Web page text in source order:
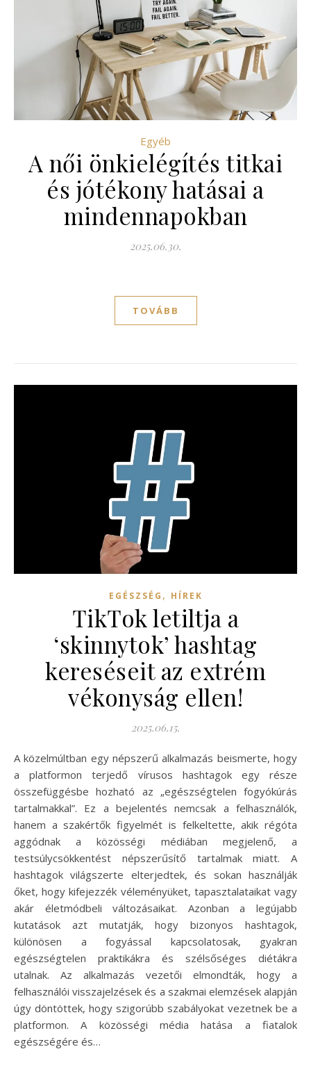
Egyéb
A női önkielégítés titkai
és jótékony hatásai a
mindennapokban
2025.06.30.
TOVÁBB
EGÉSZSÉG , HÍREK
TikTok letiltja a
‘skinnytok’ hashtag
kereséseit az extrém
vékonyság ellen!
2025.06.15.
A közelmúltban egy népszerű alkalmazás beismerte, hogy
a platformon terjedő vírusos hashtagok egy része
összefüggésbe hozható az „egészségtelen fogyókúrás
tartalmakkal”. Ez a bejelentés nemcsak a felhasználók,
hanem a szakértők figyelmét is felkeltette, akik régóta
aggódnak a közösségi médiában megjelenő, a
testsúlycsökkentést népszerűsítő tartalmak miatt. A
hashtagok világszerte elterjedtek, és sokan használják
őket, hogy kifejezzék véleményüket, tapasztalataikat vagy
akár életmódbeli változásaikat. Azonban a legújabb
kutatások azt mutatják, hogy bizonyos hashtagok,
különösen a fogyással kapcsolatosak, gyakran
egészségtelen praktikákra és szélsőséges diétákra
utalnak. Az alkalmazás vezetői elmondták, hogy a
felhasználói visszajelzések és a szakmai elemzések alapján
úgy döntöttek, hogy szigorúbb szabályokat vezetnek be a
platformon. A közösségi média hatása a fiatalok
egészségére és…